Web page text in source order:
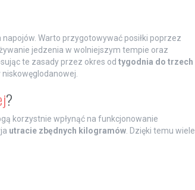
Warto przygotowywać posiłki poprzez
jedzenia w wolniejszym tempie oraz
te zasady przez okres od tygodnia do trzech
?
korzystnie wpłynąć na funkcjonowanie
utracie zbędnych kilogramów. Dzięki temu wiele